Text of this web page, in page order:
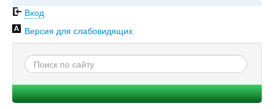
Вход
Версия для слабовидящих